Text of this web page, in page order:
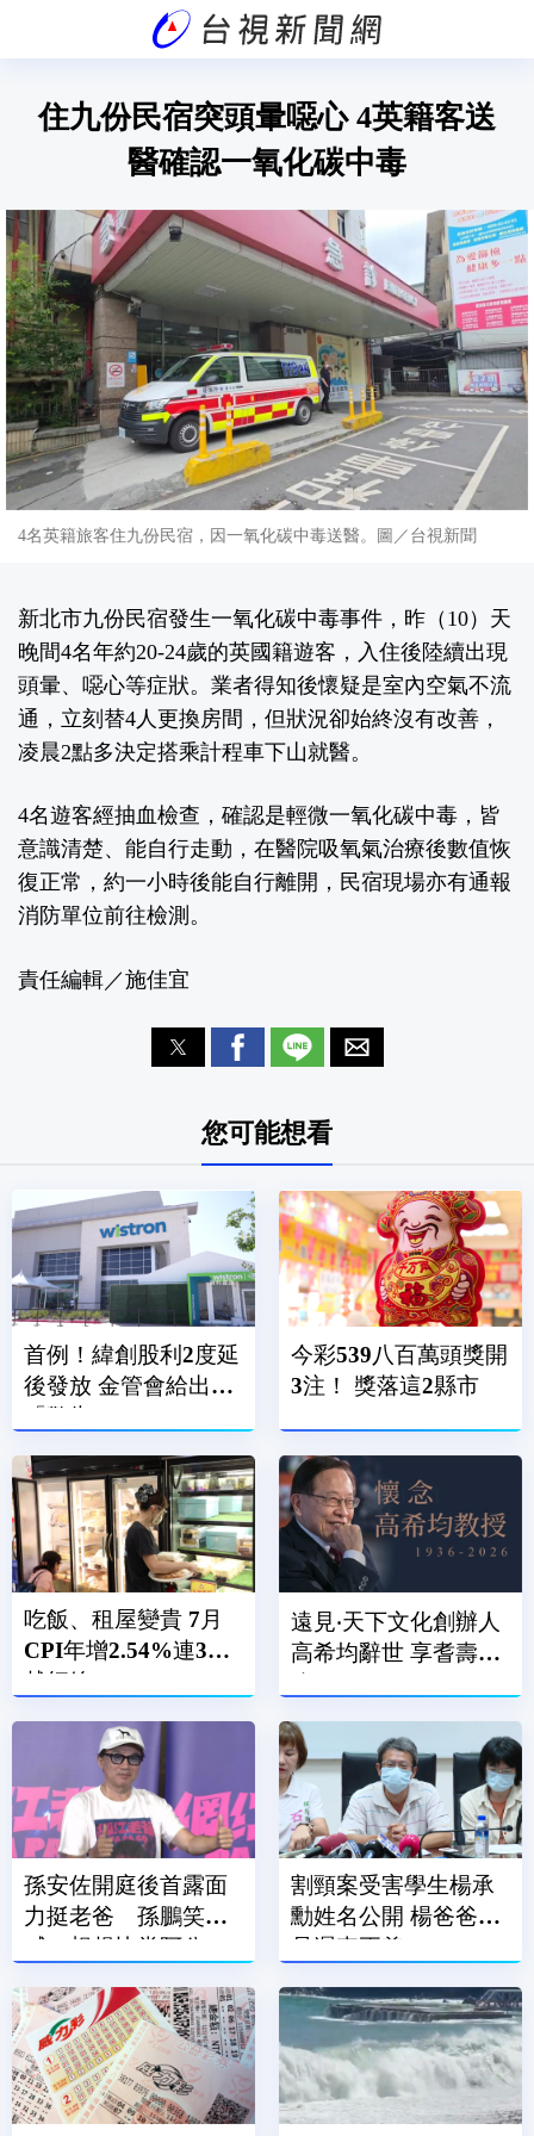
住九份民宿突頭暈噁心 4英籍客送
醫確認一氧化碳中毒
4名英籍旅客住九份民宿，因一氧化碳中毒送醫。圖／台視新聞
新北市九份民宿發生一氧化碳中毒事件，昨（10）天
晚間4名年約20-24歲的英國籍遊客，入住後陸續出現
頭暈、噁心等症狀。業者得知後懷疑是室內空氣不流
通，立刻替4人更換房間，但狀況卻始終沒有改善，
凌晨2點多決定搭乘計程車下山就醫。
4名遊客經抽血檢查，確認是輕微一氧化碳中毒，皆
意識清楚、能自行走動，在醫院吸氧氣治療後數值恢
復正常，約一小時後能自行離開，民宿現場亦有通報
消防單位前往檢測。
責任編輯／施佳宜
您可能想看
首例！緯創股利2度延
後發放 金管會給出
「警告」
今彩539八百萬頭獎開
3注！ 獎落這2縣市
吃飯、租屋變貴 7月
CPI年增2.54%連3月
越紅線
遠見‧天下文化創辦人
高希均辭世 享耆壽90
孫安佐開庭後首露面
力挺老爸 孫鵬笑
喊：想趕快當阿公
割頸案受害學生楊承
勳姓名公開 楊爸爸：
是遲來正義